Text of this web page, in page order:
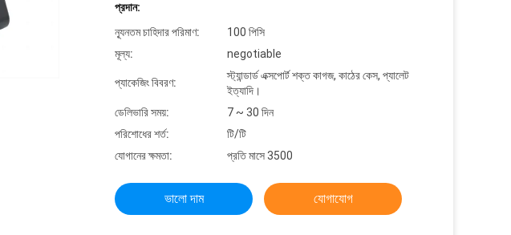
প্রদান:
ন্যূনতম চাহিদার পরিমাণ:
100 পিসি
মূল্য:
negotiable
প্যাকেজিং বিবরণ:
স্ট্যান্ডার্ড এক্সপোর্ট শক্ত কাগজ, কাঠের কেস, প্যালেট
ইত্যাদি।
ডেলিভারি সময়:
7 ~ 30 দিন
পরিশোধের শর্ত:
টি/টি
যোগানের ক্ষমতা:
প্রতি মাসে 3500
ভালো দাম যোগাযোগ